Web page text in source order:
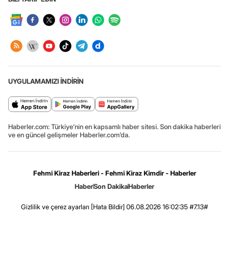
UYGULAMAMIZI İNDİRİN
Haberler.com: Türkiye’nin en kapsamlı haber sitesi. Son dakika haberleri
ve en güncel gelişmeler Haberler.com’da.
Fehmi Kiraz Haberleri - Fehmi Kiraz Kimdir - Haberler
HaberSon DakikaHaberler
Gizlilik ve çerez ayarları [Hata Bildir] 06.08.2026 16:02:35 #7.13#